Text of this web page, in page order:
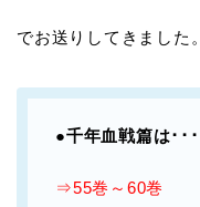
でお送りしてきました。
●千年血戦篇は･･･
⇒55巻～60巻